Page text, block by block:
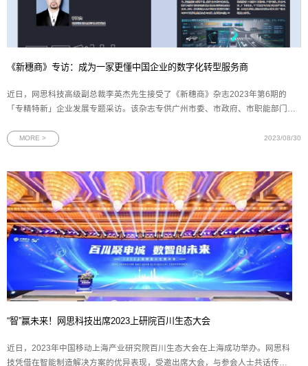
《新穗商》专访：成为一家更懂中国企业的数字化转型服务商
近日，网思科技高级副总裁李英杰先生接受了《新穗商》杂志2023年第6期的
「专精特新」企业发展专题采访。该杂志专供广州市委、市政府、市职能部门以
志的报道，有效提升了网思科技在广州政府中的影响力。本文首发于《新穗商》
MORE > 2023/08/30
“智”赢未来！网思科技出席2023上研院百川生态大会
近日，2023年中国移动上海产业研究院百川生态大会在上海成功举办。网思科
技凭借在智能制造解决方案的优异表现，受邀出席大会，与参会人士共话传统